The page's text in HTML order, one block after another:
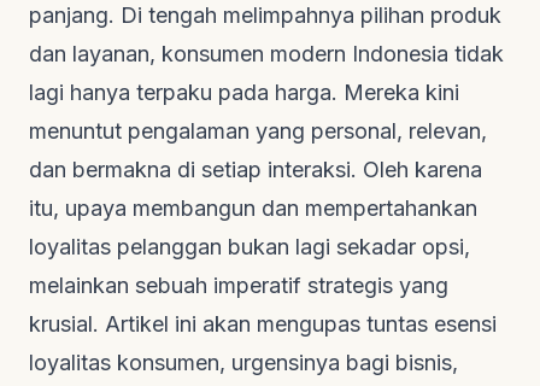
panjang. Di tengah melimpahnya pilihan produk
dan layanan, konsumen modern Indonesia tidak
lagi hanya terpaku pada harga. Mereka kini
menuntut pengalaman yang personal, relevan,
dan bermakna di setiap interaksi. Oleh karena
itu, upaya membangun dan mempertahankan
loyalitas pelanggan bukan lagi sekadar opsi,
melainkan sebuah imperatif strategis yang
krusial. Artikel ini akan mengupas tuntas esensi
loyalitas konsumen, urgensinya bagi bisnis,